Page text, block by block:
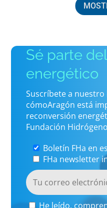
Sé parte
energético
Suscríbete a
cómoAragón está
reconversión
Fundación
Boletín FHa en
FHa newsletter
He leído,